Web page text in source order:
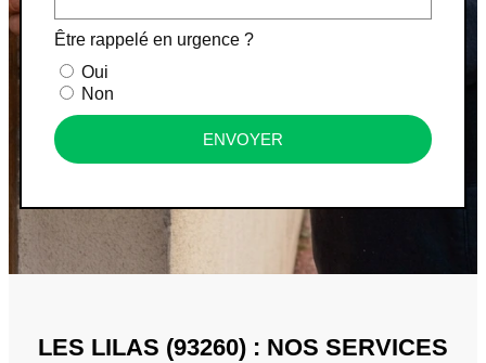
Être rappelé en urgence ?
Oui
Non
ENVOYER
LES LILAS (93260) : NOS SERVICES